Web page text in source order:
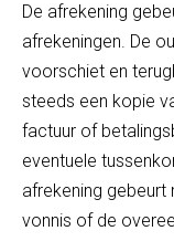
De afrekening
afrekeningen. De
voorschiet en
steeds een kopie
factuur of
eventuele
afrekening gebeurt
vonnis of de